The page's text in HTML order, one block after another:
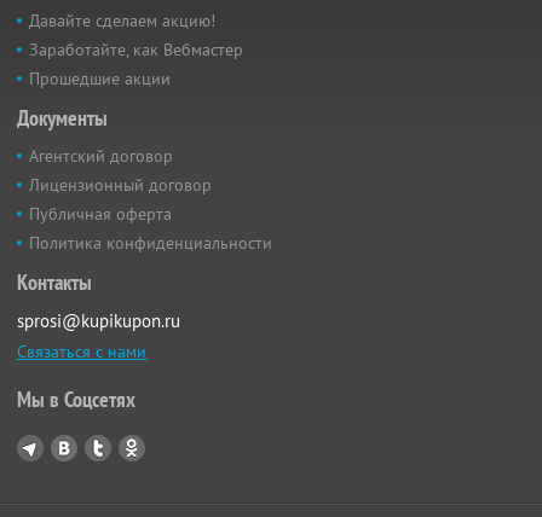
Давайте сделаем акцию!
Заработайте, как Вебмастер
Прошедшие акции
Документы
Агентский договор
Лицензионный договор
Публичная оферта
Политика конфиденциальности
Контакты
sprosi@kupikupon.ru
Связаться с нами
Мы в Соцсетях